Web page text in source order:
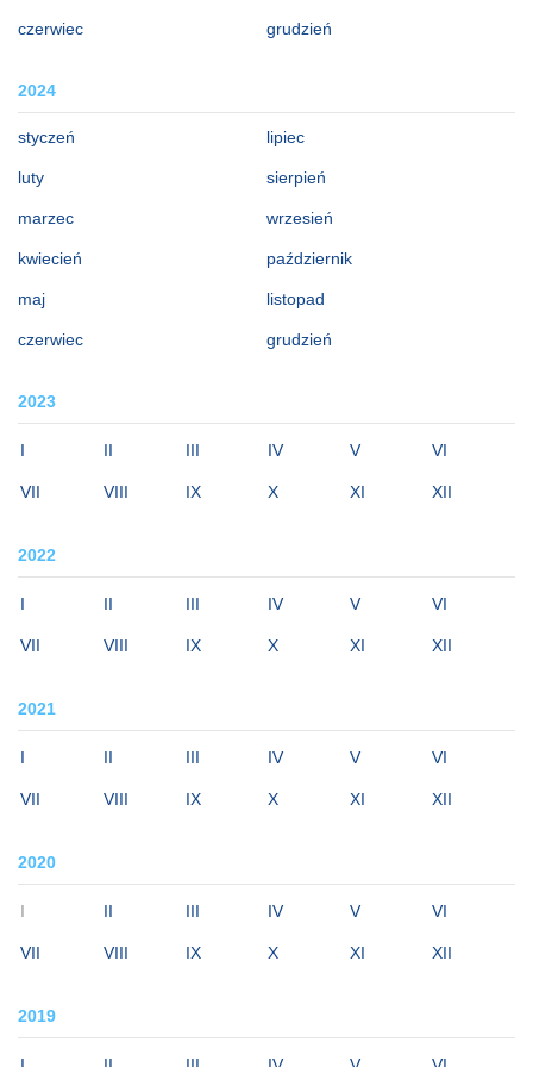
czerwiec grudzień
2024
styczeń
luty
marzec
kwiecień
maj
czerwiec
lipiec
sierpień
wrzesień
październik
listopad
grudzień
2023
I II III IV V VI
VII VIII IX X XI XII
2022
I II III IV V VI
VII VIII IX X XI XII
2021
I II III IV V VI
VII VIII IX X XI XII
2020
I II III IV V VI
VII VIII IX X XI XII
2019